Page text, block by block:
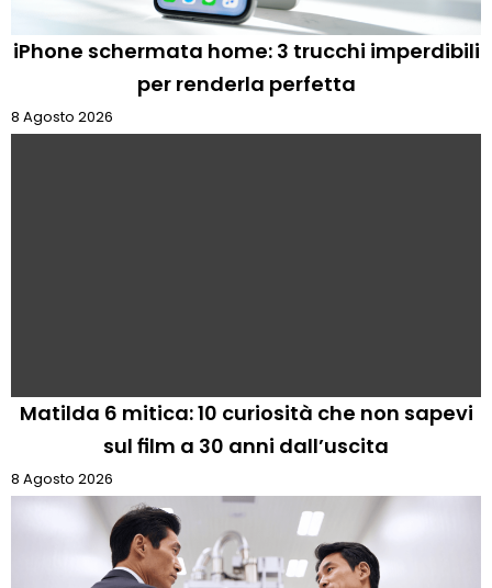
iPhone schermata home: 3 trucchi imperdibili
per renderla perfetta
8 Agosto 2026
Matilda 6 mitica: 10 curiosità che non sapevi
sul film a 30 anni dall’uscita
8 Agosto 2026